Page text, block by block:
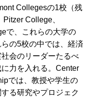
Collegesの1校（残
College、
で、これらの大学の
の5校の中では、経済
会のリーダーたるべ
力を入れる。Center
では、教授や学生の
る研究やプロジェク